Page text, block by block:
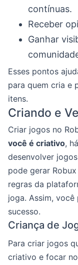
contínuas.
Receber
Ganhar
Esses pontos
para quem cria e
itens.
Criando e
Criar jogos no
você é criativo,
desenvolver
pode gerar
regras da
joga. Assim,
sucesso.
Criança de
Para criar jogos
criativo e focar